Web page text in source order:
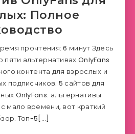
Полное
прочтения: 6 минут Здесь
альтернативах OnlyFans
контента для взрослых и
подписчиков. 5 сайтов для
OnlyFans: альтернативы
мало времени, вот краткий
Топ-5[…]